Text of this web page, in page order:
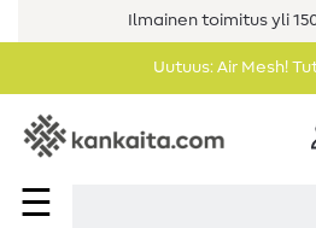
Ilmainen toimitus yli
Uutuus: Air Mesh!
☰